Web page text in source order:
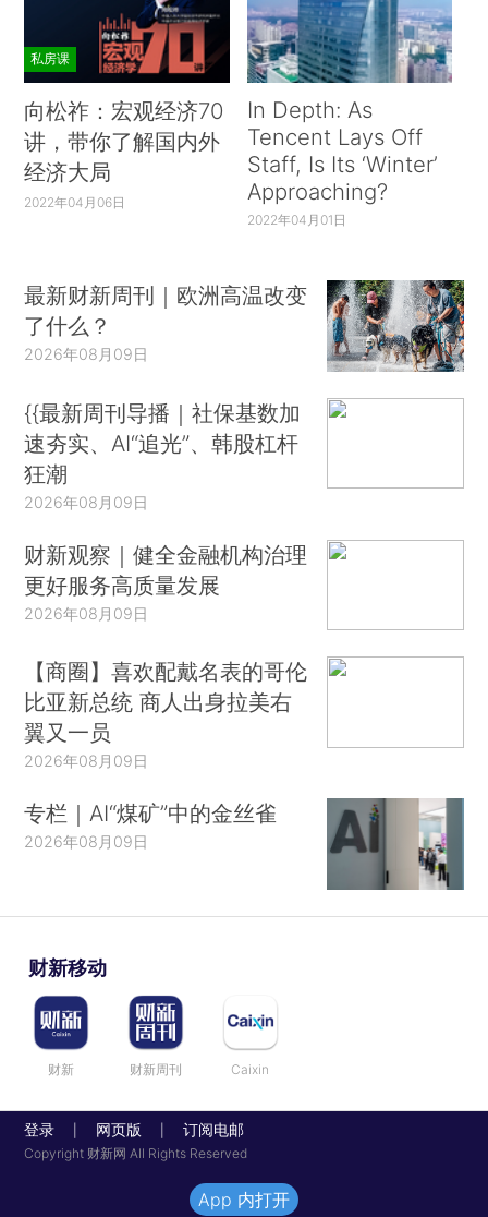
私房课
向松祚：宏观经济70
讲，带你了解国内外
经济大局
2022年04月06日
In Depth: As
Tencent Lays Off
Staff, Is Its ‘Winter’
Approaching?
2022年04月01日
最新财新周刊｜欧洲高温改变
了什么？
2026年08月09日
{{最新周刊导播｜社保基数加
速夯实、AI“追光”、韩股杠杆
狂潮
2026年08月09日
财新观察｜健全金融机构治理
更好服务高质量发展
2026年08月09日
【商圈】喜欢配戴名表的哥伦
比亚新总统 商人出身拉美右
翼又一员
2026年08月09日
专栏｜AI“煤矿”中的金丝雀
2026年08月09日
财新移动
财新 财新周刊 Caixin
登录 网页版 订阅电邮
Copyright 财新网 All Rights Reserved
App 内打开